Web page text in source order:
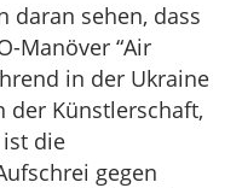
daran sehen, dass
Manöver “Air
in der Ukraine
der Künstlerschaft,
die
gegen